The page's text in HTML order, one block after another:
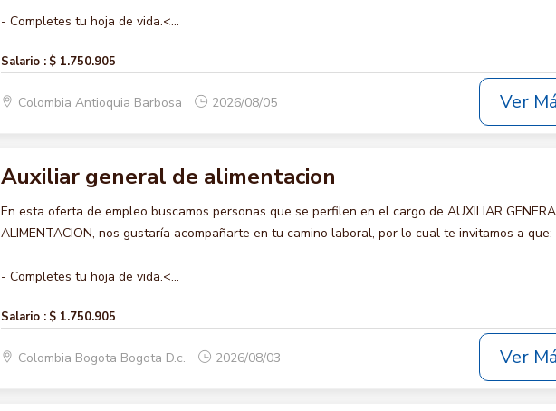
- Completes tu hoja de vida.<...
Salario : $ 1.750.905
Colombia Antioquia Barbosa 2026/08/05 Ver
Auxiliar general de alimentacion
En esta oferta de empleo buscamos personas que se perfilen en el cargo de AUXILIAR
ALIMENTACION, nos gustaría acompañarte en tu camino laboral, por lo cual te invitamos a que:
- Completes tu hoja de vida.<...
Salario : $ 1.750.905
Colombia Bogota Bogota D.c. 2026/08/03 Ver